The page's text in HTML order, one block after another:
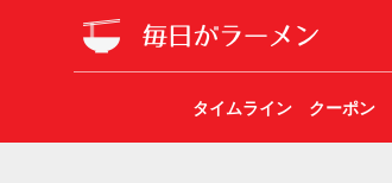
タイムライン クーポン